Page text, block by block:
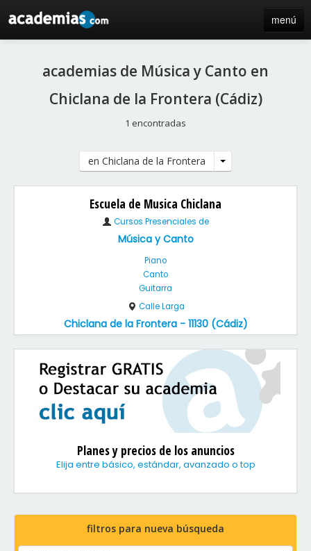
menú
blog
directorio
academias de Música y Canto en
Chiclana de la Frontera (Cádiz)
1 encontradas
en Chiclana de la Frontera
Escuela de Musica Chiclana
Cursos Presenciales de
Música y Canto
Piano
Canto
Guitarra
Calle Larga
Chiclana de la Frontera - 11130 (Cádiz)
Planes y precios de los anuncios
Elija entre básico, estándar, avanzado o top
filtros para nueva búsqueda